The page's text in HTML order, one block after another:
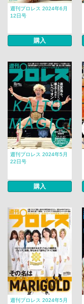
週刊プロレス 2024年6月
12日号
購入
週刊プロレス 2024年5月
22日号
購入
週刊プロレス 2024年5月